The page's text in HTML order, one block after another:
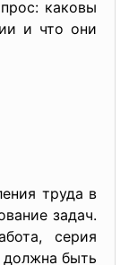
каковы
и что они
труда в
задач.
серия
должна быть